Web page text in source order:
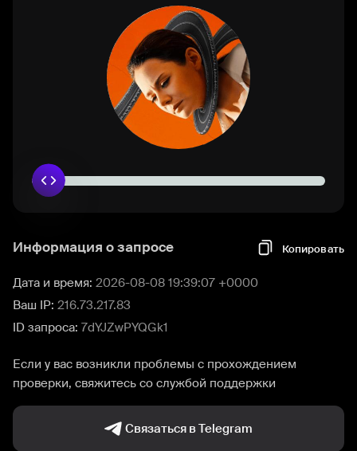
Информация о запросе Копировать
Дата и время: 2026-08-08 19:39:07 +0000
Ваш IP: 216.73.217.83
ID запроса: 7dYJZwPYQGk1
Если у вас возникли проблемы с прохождением
проверки, свяжитесь со службой поддержки
Связаться в Telegram